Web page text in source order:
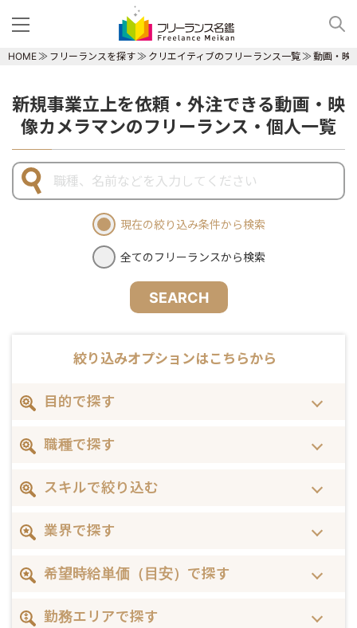
HOME フリーランスを探す クリエイティブのフリーランス一覧 動画・映
新規事業立上を依頼・外注できる動画・映
像カメラマンのフリーランス・個人一覧
現在の絞り込み条件から検索
全てのフリーランスから検索
SEARCH
絞り込みオプションはこちらから
目的で探す
職種で探す
スキルで絞り込む
業界で探す
希望時給単価（目安）で探す
勤務エリアで探す